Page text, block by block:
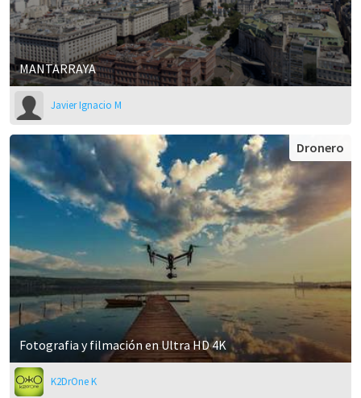
MANTARRAYA
Javier Ignacio M
Fotografia y filmación en Ultra HD 4K
Dronero
K2DrOne K